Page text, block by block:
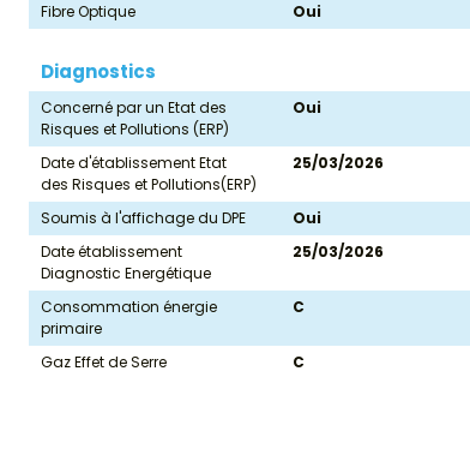
Fibre Optique
Oui
Diagnostics
Concerné par un Etat des
Risques et Pollutions (ERP)
Oui
Date d'établissement Etat
des Risques et Pollutions(ERP)
25/03/2026
Soumis à l'affichage du DPE
Oui
Date établissement
Diagnostic Energétique
25/03/2026
Consommation énergie
primaire
C
Gaz Effet de Serre C